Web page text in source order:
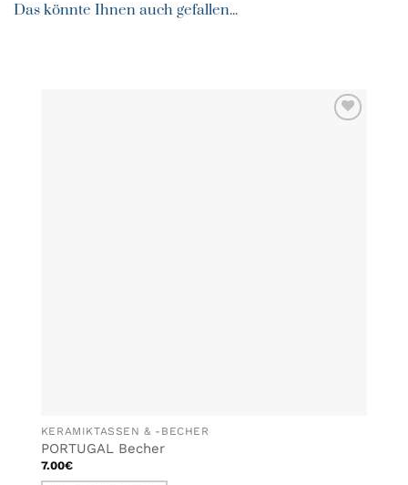
Das könnte Ihnen auch gefallen...
KERAMIKTASSEN & -BECHER
PORTUGAL Becher
7.00€